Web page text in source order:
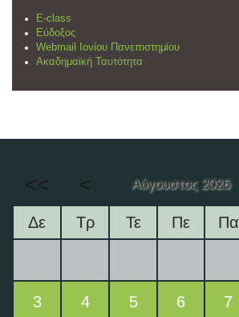
E-class
Εύδοξος
Webmail Ιονίου Πανεπιστημίου
Ακαδημαϊκή Ταυτότητα
<< < Αύγουστος 2026
Δε Τρ Τε Πε Πα
3 4 5 6 7